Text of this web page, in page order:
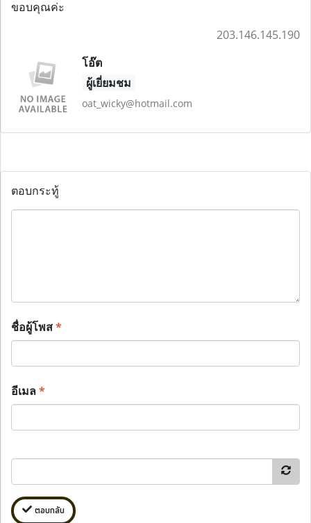
ขอบคุณค่ะ
203.146.145.190
โอ๊ต
ผู้เยี่ยมชม
oat_wicky@hotmail.com
ตอบกระทู้
ชื่อผู้โพส*
อีเมล*
ตอบกลับ